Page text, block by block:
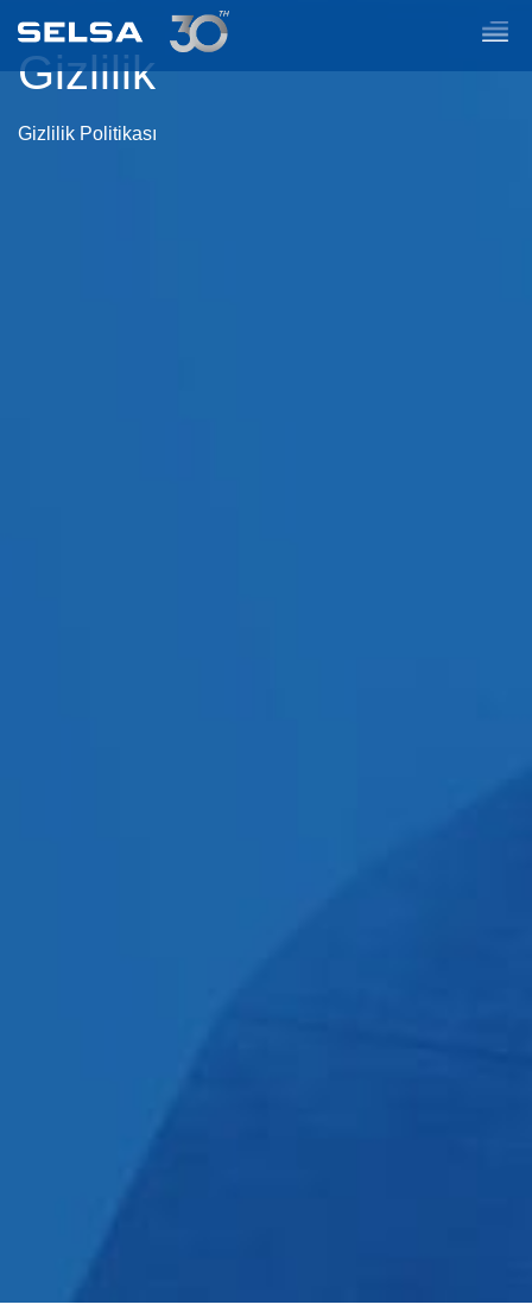
Gizlilik
Gizlilik Politikası